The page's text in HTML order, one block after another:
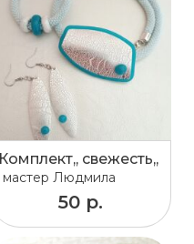
Комплект,, свежесть,,
мастер Людмила
50 р.